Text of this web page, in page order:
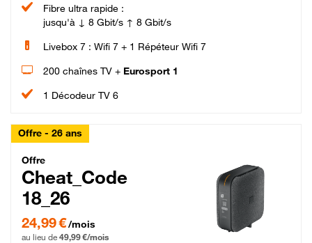
Fibre ultra rapide :
jusqu'à ↓ 8 Gbit/s ↑ 8 Gbit/s
Livebox 7 : Wifi 7 + 1 Répéteur Wifi 7
200 chaînes TV + Eurosport 1
1 Décodeur TV 6
Offre - 26 ans
Cheat_Code Fibre_18_26
Offre
Cheat_Code
18_26
24,99 € par mois pendant 0 mois puis 49,99 € par mois, Sans engagement
24,99 €/mois
au lieu de 49,99 €/mois